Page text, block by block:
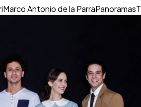
Marco Antonio de la ParraPanoramas